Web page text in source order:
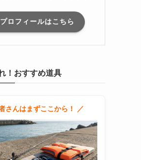
ロフィールはこちら
！おすすめ道具
さんはまずここから！ ／